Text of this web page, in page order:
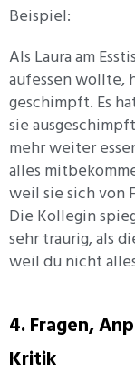
Beispiel:
Als Laura am
aufessen wollte,
geschimpft. Es
sie
mehr weiter
alles
weil sie sich von
Die Kollegin
sehr traurig, als
weil du nicht
4. Fragen,
Kritik